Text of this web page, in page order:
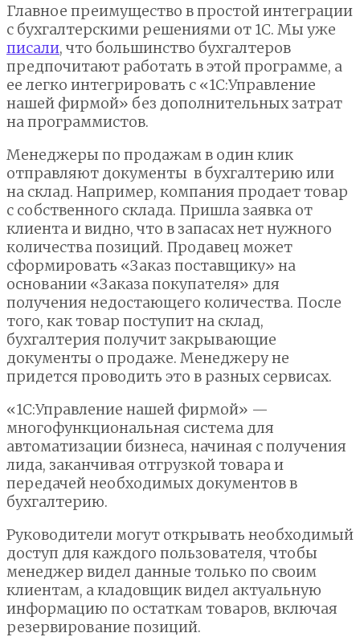
Главное преимущество в простой интеграции
с бухгалтерскими решениями от 1С. Мы уже
писали, что большинство бухгалтеров
предпочитают работать в этой программе, а
ее легко интегрировать с «1С:Управление
нашей фирмой» без дополнительных затрат
на программистов.
Менеджеры по продажам в один клик
отправляют документы в бухгалтерию или
на склад. Например, компания продает товар
с собственного склада. Пришла заявка от
клиента и видно, что в запасах нет нужного
количества позиций. Продавец может
сформировать «Заказ поставщику» на
основании «Заказа покупателя» для
получения недостающего количества. После
того, как товар поступит на склад,
бухгалтерия получит закрывающие
документы о продаже. Менеджеру не
придется проводить это в разных сервисах.
«1С:Управление нашей фирмой» —
многофункциональная система для
автоматизации бизнеса, начиная с получения
лида, заканчивая отгрузкой товара и
передачей необходимых документов в
бухгалтерию.
Руководители могут открывать необходимый
доступ для каждого пользователя, чтобы
менеджер видел данные только по своим
клиентам, а кладовщик видел актуальную
информацию по остаткам товаров, включая
резервирование позиций.